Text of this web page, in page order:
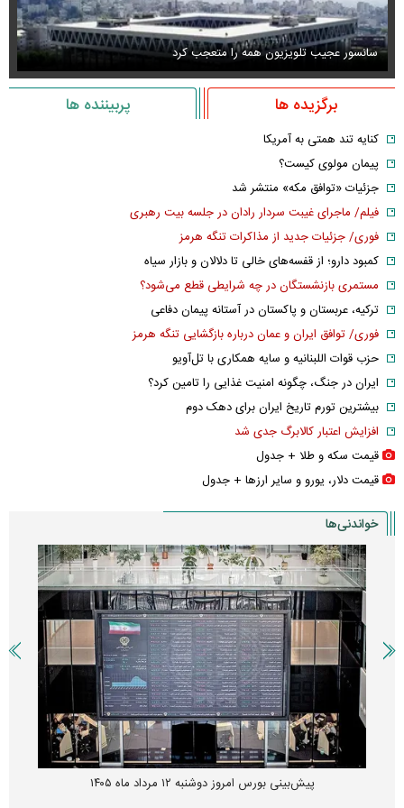
سانسور عجیب تلویزیون همه را متعجب کرد
برگزیده ها پربیننده ها
کنایه تند همتی به آمریکا
پیمان مولوی کیست؟
جزئیات «توافق مکه» منتشر شد
فیلم/ ماجرای غیبت سردار رادان در جلسه بیت رهبری
فوری/ جزئیات جدید از مذاکرات تنگه هرمز
کمبود دارو؛ از قفسه‌های خالی تا دلالان و بازار سیاه
مستمری بازنشستگان در چه شرایطی قطع می‌شود؟
ترکیه، عربستان و پاکستان در آستانه پیمان دفاعی
فوری/ توافق ایران و عمان درباره بازگشایی تنگه هرمز
حزب قوات اللبنانیه و سایه همکاری با تل‌آویو
ایران در جنگ، چگونه امنیت غذایی را تامین کرد؟
بیشترین تورم تاریخ ایران برای دهک دوم
افزایش اعتبار کالابرگ جدی شد
قیمت سکه و طلا + جدول
قیمت دلار، یورو و سایر ارز‌ها + جدول
خواندنی‌ها
پیش‌بینی بورس امروز دوشنبه ۱۲ مرداد ماه ۱۴۰۵